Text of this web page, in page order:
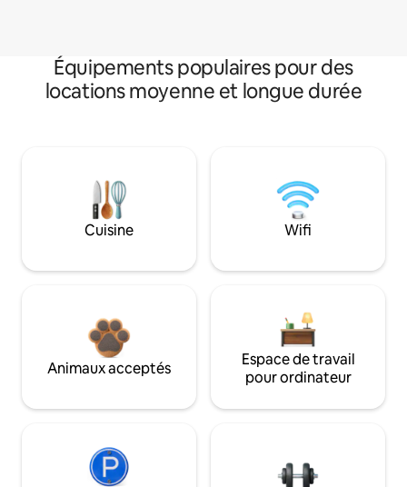
Équipements populaires pour des
locations moyenne et longue durée
Cuisine Wifi
Animaux acceptés
Espace de travail
pour ordinateur